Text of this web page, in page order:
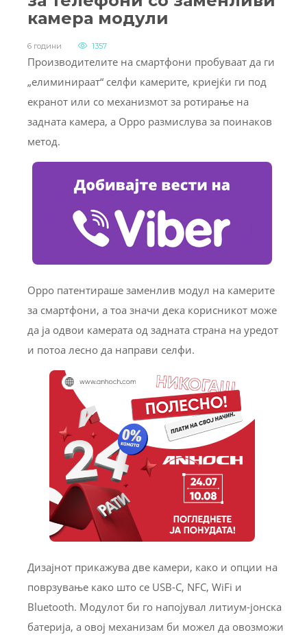
камера модули
6 години 1357
Производителите на смартфони пробуваат да ги
„елиминираат“ селфи камерите, криејќи ги под
екранот или со механизмот за ротирање на
задната камера, а Oppo размислува за поинаков
метод.
Oppo патентираше заменлив модул на камерите
за смартфони, а тоа значи дека корисникот може
да ја одвои камерата од задната страна на уредот
и потоа лесно да направи селфи.
Дизајнот прикажува две камери, како и опции на
поврзување како што се USB-C, NFC, WiFi и
Bluetooth. Модулот би го напојувал литиум-јонска
батерија, а овој механизам би можел да овозможи